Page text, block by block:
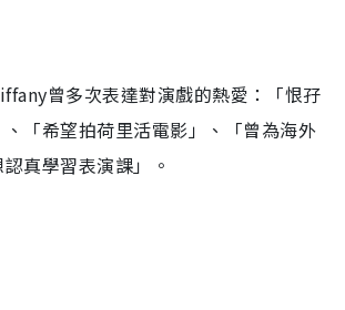
曾多次表達對演戲的熱愛：「恨孖
「希望拍荷里活電影」、「曾為海外
真學習表演課」。